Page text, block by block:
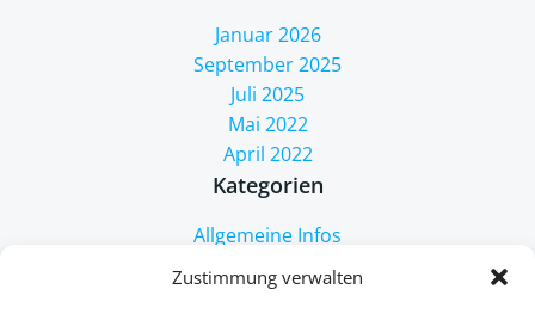
Zustimmung verwalten
Januar 2026
September 2025
Juli 2025
Mai 2022
April 2022
Kategorien
Allgemeine Infos
Behandlungen
Impfen